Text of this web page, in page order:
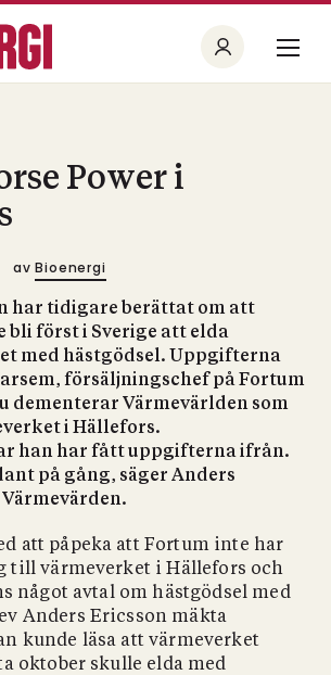
Power i
av Bioenergi
har tidigare berättat om att
bli först i Sverige att elda
med hästgödsel. Uppgifterna
försäljningschef på Fortum
dementerar Värmevärlden som
i Hällefors.
han har fått uppgifterna ifrån.
på gång, säger Anders
att påpeka att Fortum inte har
till värmeverket i Hällefors och
något avtal om hästgödsel med
Anders Ericsson mäkta
kunde läsa att värmeverket
oktober skulle elda med